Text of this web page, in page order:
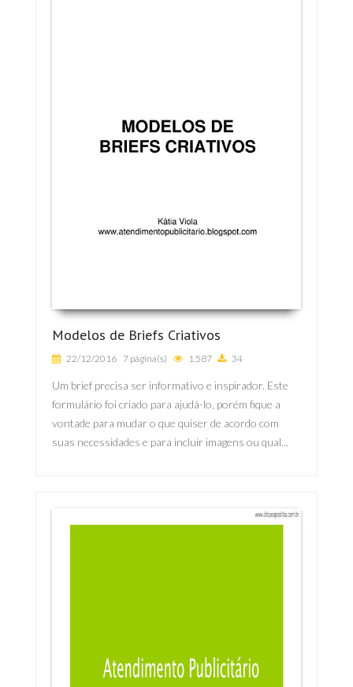
Modelos de Briefs Criativos
22/12/2016 7 página(s) 1.587 34
Um brief precisa ser informativo e inspirador. Este
formulário foi criado para ajudá-lo, porém fique a
vontade para mudar o que quiser de acordo com
suas necessidades e para incluir imagens ou qual...